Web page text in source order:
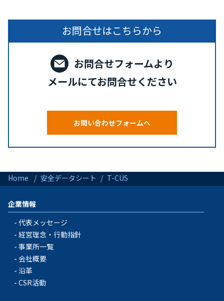
お問合せはこちらから
お問合せフォームより
メールにてお問合せください
お問い合わせフォームへ
Home 安全データシート T-CUS
企業情報
代表メッセージ
経営理念・行動指針
事業所一覧
会社概要
沿革
CSR活動